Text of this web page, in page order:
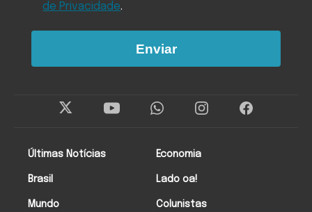
Últimas Notícias
Brasil
Mundo
Economia
Lado oa!
Colunistas
de Privacidade.
Enviar